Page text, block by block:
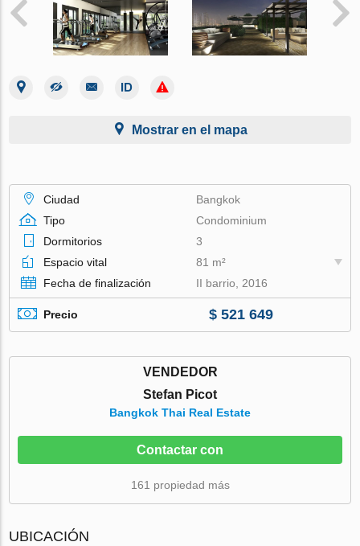
Mostrar en el mapa
Ciudad
Bangkok
Tipo
Condominium
Dormitorios
3
Espacio vital
81 m²
Fecha de finalización
II barrio, 2016
Precio $ 521 649
VENDEDOR
Stefan Picot
Bangkok Thai Real Estate
Contactar con
161 propiedad más
UBICACIÓN